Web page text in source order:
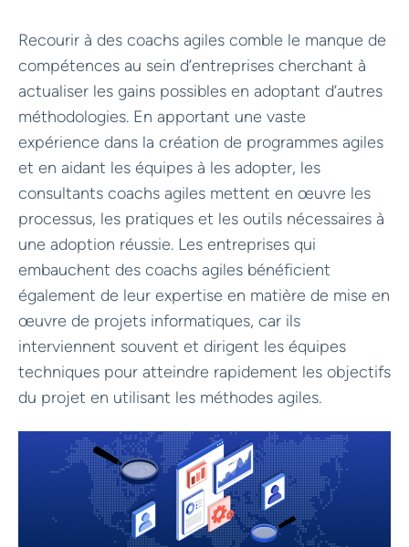
Recourir à des coachs agiles comble le manque de
compétences au sein d’entreprises cherchant à
actualiser les gains possibles en adoptant d’autres
méthodologies. En apportant une vaste
expérience dans la création de programmes agiles
et en aidant les équipes à les adopter, les
consultants coachs agiles mettent en œuvre les
processus, les pratiques et les outils nécessaires à
une adoption réussie. Les entreprises qui
embauchent des coachs agiles bénéficient
également de leur expertise en matière de mise en
œuvre de projets informatiques, car ils
interviennent souvent et dirigent les équipes
techniques pour atteindre rapidement les objectifs
du projet en utilisant les méthodes agiles.